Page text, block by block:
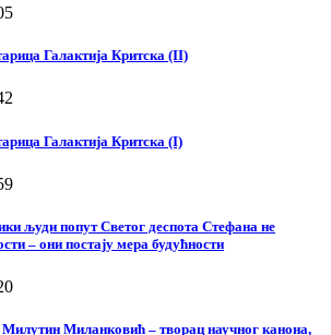
Галактија Критска (II)
Галактија Критска (I)
људи попут Светог деспота Стефана не
– они постају мера будућности
Миланковић – творац научног канона,